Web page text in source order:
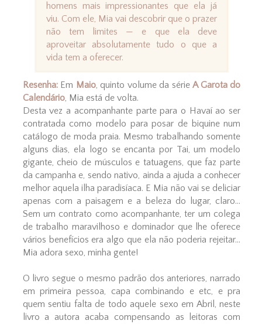
homens mais impressionantes que ela já
viu. Com ele, Mia vai descobrir que o prazer
não tem limites — e que ela deve
aproveitar absolutamente tudo o que a
vida tem a oferecer.
Resenha: Em Maio, quinto volume da sérieA Garota do
Calendário, Mia está de volta.
Desta vez a acompanhante parte para o Havaí ao ser
contratada como modelo para posar de biquine num
catálogo de moda praia. Mesmo trabalhando somente
alguns dias, ela logo se encanta por Tai, um modelo
gigante, cheio de músculos e tatuagens, que faz parte
da campanha e, sendo nativo, ainda a ajuda a conhecer
melhor aquela ilha paradisíaca. E Mia não vai se deliciar
apenas com a paisagem e a beleza do lugar, claro...
Sem um contrato como acompanhante, ter um colega
de trabalho maravilhoso e dominador que lhe oferece
vários benefícios era algo que ela não poderia rejeitar...
Mia adora sexo, minha gente!
O livro segue o mesmo padrão dos anteriores, narrado
em primeira pessoa, capa combinando e etc, e pra
quem sentiu falta de todo aquele sexo em Abril, neste
livro a autora acaba compensando as leitoras com